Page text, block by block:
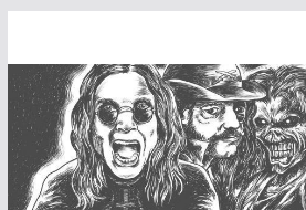
content